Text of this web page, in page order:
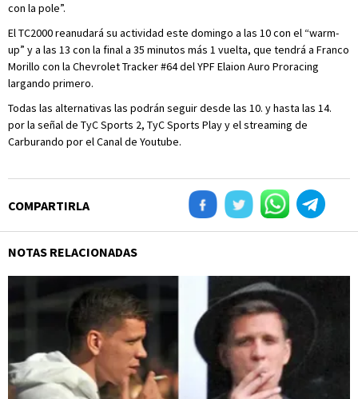
con la pole”.
El TC2000 reanudará su actividad este domingo a las 10 con el “warm-
up” y a las 13 con la final a 35 minutos más 1 vuelta, que tendrá a Franco
Morillo con la Chevrolet Tracker #64 del YPF Elaion Auro Proracing
largando primero.
Todas las alternativas las podrán seguir desde las 10. y hasta las 14.
por la señal de TyC Sports 2, TyC Sports Play y el streaming de
Carburando por el Canal de Youtube.
COMPARTIRLA
NOTAS RELACIONADAS